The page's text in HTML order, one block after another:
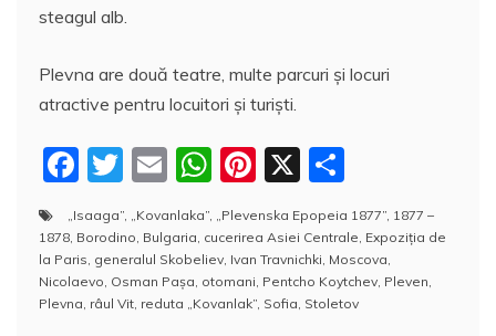
steagul alb.
Plevna are două teatre, multe parcuri şi locuri
atractive pentru locuitori şi turişti.
F
c
e
b
T
w
itt
er
E
m
ai
l
W
h
at
s
A
Pi
nt
er
e
st
X
a
rt
aj
e
„Isaaga” „Kovanlaka” „Plevenska Epopeia 1877” 1877 –
1878 Borodino Bulgaria cucerirea Asiei Centrale Expoziţia de
la Paris generalul Skobeliev Ivan Travnichki Moscova
Nicolaevo Osman Paşa otomani Pentcho Koytchev Pleven
Plevna râul Vit reduta „Kovanlak” Sofia Stoletov